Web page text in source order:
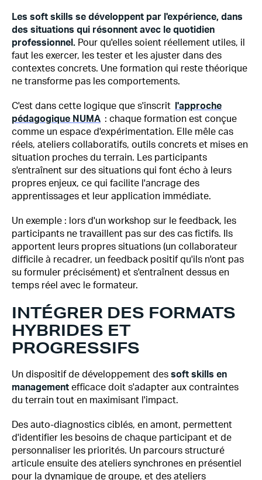
Les soft skills se développent par l'expérience, dans
des situations qui résonnent avec le quotidien
professionnel. Pour qu'elles soient réellement utiles, il
faut les exercer, les tester et les ajuster dans des
contextes concrets. Une formation qui reste théorique
ne transforme pas les comportements.
C'est dans cette logique que s'inscrit
l'approche
pédagogique NUMA : chaque formation est conçue
comme un espace d'expérimentation. Elle mêle cas
réels, ateliers collaboratifs, outils concrets et mises en
situation proches du terrain. Les participants
s'entraînent sur des situations qui font écho à leurs
propres enjeux, ce qui facilite l'ancrage des
apprentissages et leur application immédiate.
Un exemple : lors d'un workshop sur le feedback, les
participants ne travaillent pas sur des cas fictifs. Ils
apportent leurs propres situations (un collaborateur
difficile à recadrer, un feedback positif qu'ils n'ont pas
su formuler précisément) et s'entraînent dessus en
temps réel avec le formateur.
INTÉGRER DES FORMATS
HYBRIDES ET
PROGRESSIFS
Un dispositif de développement des soft skills en
management efficace doit s'adapter aux contraintes
du terrain tout en maximisant l'impact.
Des auto-diagnostics ciblés, en amont, permettent
d'identifier les besoins de chaque participant et de
personnaliser les priorités. Un parcours structuré
articule ensuite des ateliers synchrones en présentiel
pour la dynamique de groupe, et des ateliers